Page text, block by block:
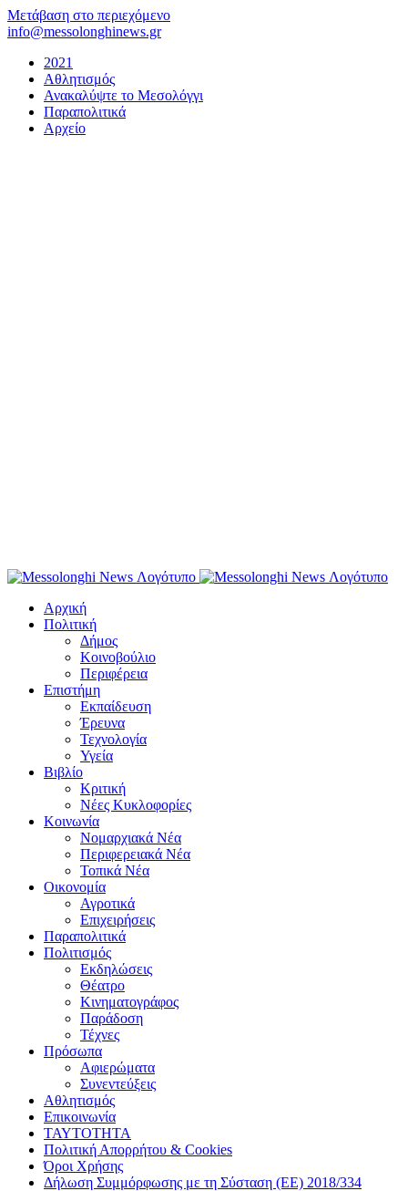
Μετάβαση στο περιεχόμενο
info@messolonghinews.gr
2021
Αθλητισμός
Ανακαλύψτε το Μεσολόγγι
Παραπολιτικά
Αρχείο
Αρχική
Πολιτική
Δήμος
Κοινοβούλιο
Περιφέρεια
Επιστήμη
Εκπαίδευση
Έρευνα
Τεχνολογία
Υγεία
Βιβλίο
Κριτική
Νέες Κυκλοφορίες
Κοινωνία
Νομαρχιακά Νέα
Περιφερειακά Νέα
Τοπικά Νέα
Οικονομία
Αγροτικά
Επιχειρήσεις
Παραπολιτικά
Πολιτισμός
Εκδηλώσεις
Θέατρο
Κινηματογράφος
Παράδοση
Τέχνες
Πρόσωπα
Αφιερώματα
Συνεντεύξεις
Αθλητισμός
Επικοινωνία
ΤΑΥΤΟΤΗΤΑ
Πολιτική Απορρήτου & Cookies
Όροι Χρήσης
Δήλωση Συμμόρφωσης με τη Σύσταση (ΕΕ) 2018/334